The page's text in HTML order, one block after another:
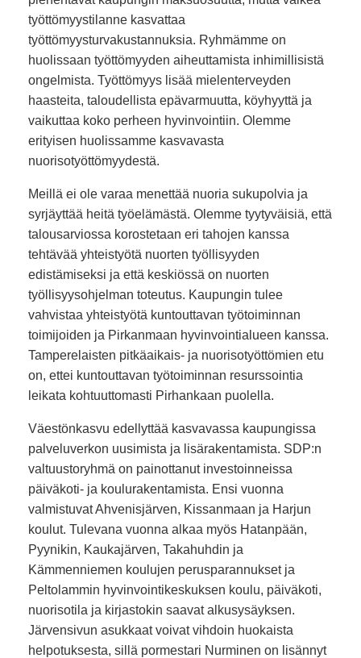
työttömyystilanne kasvattaa
työttömyysturvakustannuksia. Ryhmämme on
huolissaan työttömyyden aiheuttamista inhimillisistä
ongelmista. Työttömyys lisää mielenterveyden
haasteita, taloudellista epävarmuutta, köyhyyttä ja
vaikuttaa koko perheen hyvinvointiin. Olemme
erityisen huolissamme kasvavasta
nuorisotyöttömyydestä.
Meillä ei ole varaa menettää nuoria sukupolvia ja
syrjäyttää heitä työelämästä. Olemme tyytyväisiä, että
talousarviossa korostetaan eri tahojen kanssa
tehtävää yhteistyötä nuorten työllisyyden
edistämiseksi ja että keskiössä on nuorten
työllisyysohjelman toteutus. Kaupungin tulee
vahvistaa yhteistyötä kuntouttavan työtoiminnan
toimijoiden ja Pirkanmaan hyvinvointialueen kanssa.
Tamperelaisten pitkäaikais- ja nuorisotyöttömien etu
on, ettei kuntouttavan työtoiminnan resurssointia
leikata kohtuuttomasti Pirhankaan puolella.
Väestönkasvu edellyttää kasvavassa kaupungissa
palveluverkon uusimista ja lisärakentamista. SDP:n
valtuustoryhmä on painottanut investoinneissa
päiväkoti- ja koulurakentamista. Ensi vuonna
valmistuvat Ahvenisjärven, Kissanmaan ja Harjun
koulut. Tulevana vuonna alkaa myös Hatanpään,
Pyynikin, Kaukajärven, Takahuhdin ja
Kämmenniemen koulujen perusparannukset ja
Peltolammin hyvinvointikeskuksen koulu, päiväkoti,
nuorisotila ja kirjastokin saavat alkusysäyksen.
Järvensivun asukkaat voivat vihdoin huokaista
helpotuksesta, sillä pormestari Nurminen on lisännyt